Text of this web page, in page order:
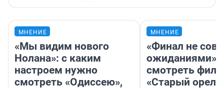
МНЕНИЕ
«Мы видим нового
Нолана»: с каким
настроем нужно
смотреть «Одиссею»,
МНЕНИЕ
«Финал не
ожиданиями»:
смотреть
«Старый орел»